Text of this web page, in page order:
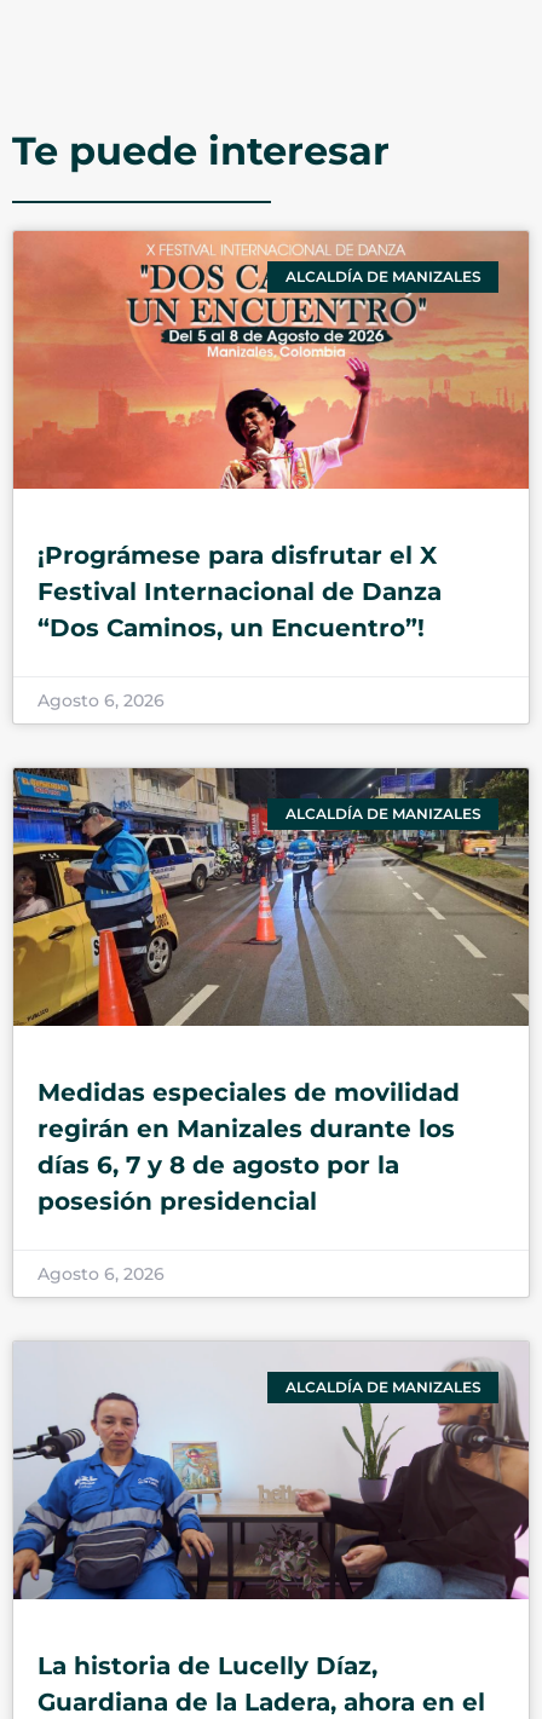
Te puede interesar
ALCALDÍA DE MANIZALES
¡Prográmese para disfrutar el X
Festival Internacional de Danza
“Dos Caminos, un Encuentro”!
Agosto 6, 2026
ALCALDÍA DE MANIZALES
Medidas especiales de movilidad
regirán en Manizales durante los
días 6, 7 y 8 de agosto por la
posesión presidencial
Agosto 6, 2026
ALCALDÍA DE MANIZALES
La historia de Lucelly Díaz,
Guardiana de la Ladera, ahora en el